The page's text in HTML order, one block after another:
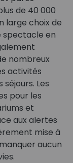
de 40 000
large choix de
spectacle en
nombreux
activités
Les
pour les
et
aux alertes
mise à
aucun